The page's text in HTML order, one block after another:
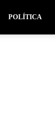
POLÍTICA